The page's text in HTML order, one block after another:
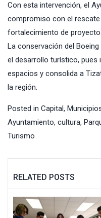
Con esta intervención, el
compromiso con el
fortalecimiento de
La conservación del
el desarrollo turístico, pues
espacios y consolida a
la región.
Posted in Capital,
Ayuntamiento, cultura,
Turismo
RELATED POSTS